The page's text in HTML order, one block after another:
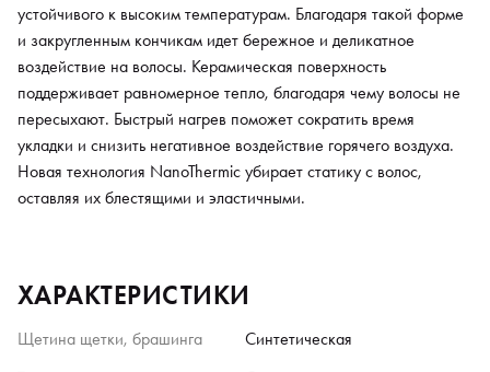
устойчивого к высоким температурам. Благодаря такой форме
и закругленным кончикам идет бережное и деликатное
воздействие на волосы. Керамическая поверхность
поддерживает равномерное тепло, благодаря чему волосы не
пересыхают. Быстрый нагрев поможет сократить время
укладки и снизить негативное воздействие горячего воздуха.
Новая технология NanoThermic убирает статику с волос,
оставляя их блестящими и эластичными.
ХАРАКТЕРИСТИКИ
Щетина щетки, брашинга
Синтетическая